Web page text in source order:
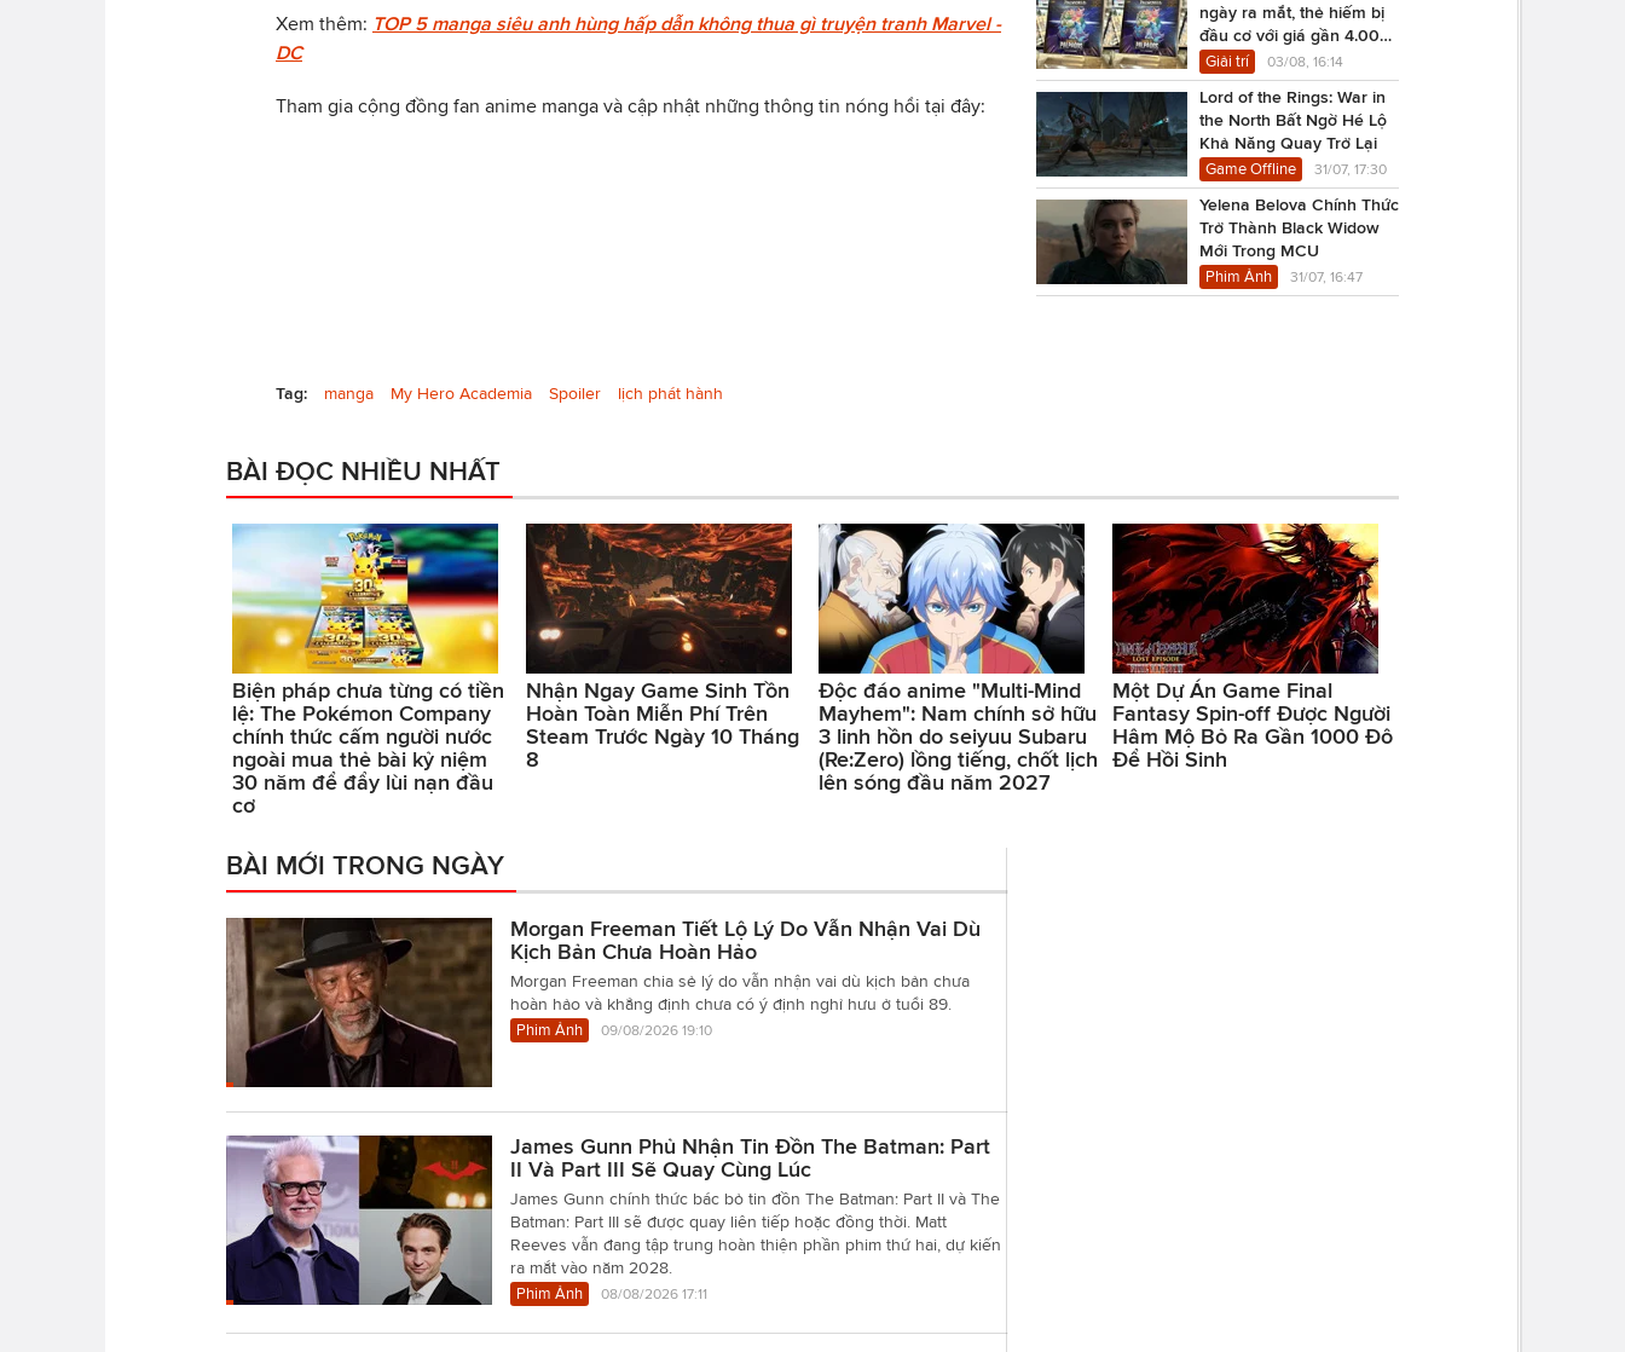
Xem thêm: TOP 5 manga siêu anh hùng hấp dẫn không thua gì truyện tranh Marvel -
DC
Tham gia cộng đồng fan anime manga và cập nhật những thông tin nóng hổi tại đây:
Tag: manga My Hero Academia Spoiler lịch phát hành
ngày ra mắt, thẻ hiếm bị
đầu cơ với giá gần 4.000
USD
Giải trí 03/08, 16:14
Lord of the Rings: War in
the North Bất Ngờ Hé Lộ
Khả Năng Quay Trở Lại
Game Offline 31/07, 17:30
Yelena Belova Chính Thức
Trở Thành Black Widow
Mới Trong MCU
Phim Ảnh 31/07, 16:47
BÀI ĐỌC NHIỀU NHẤT
Biện pháp chưa từng có tiền
lệ: The Pokémon Company
chính thức cấm người nước
ngoài mua thẻ bài kỷ niệm
30 năm để đẩy lùi nạn đầu
cơ
Nhận Ngay Game Sinh Tồn
Hoàn Toàn Miễn Phí Trên
Steam Trước Ngày 10 Tháng
8
Độc đáo anime "Multi-Mind
Mayhem": Nam chính sở hữu
3 linh hồn do seiyuu Subaru
(Re:Zero) lồng tiếng, chốt lịch
lên sóng đầu năm 2027
Một Dự Án Game Final
Fantasy Spin-off Được Người
Hâm Mộ Bỏ Ra Gần 1000 Đô
Để Hồi Sinh
BÀI MỚI TRONG NGÀY
Morgan Freeman Tiết Lộ Lý Do Vẫn Nhận Vai Dù
Kịch Bản Chưa Hoàn Hảo
Morgan Freeman chia sẻ lý do vẫn nhận vai dù kịch bản chưa
hoàn hảo và khẳng định chưa có ý định nghỉ hưu ở tuổi 89.
Phim Ảnh
09/08/2026 19:10
James Gunn Phủ Nhận Tin Đồn The Batman: Part
II Và Part III Sẽ Quay Cùng Lúc
James Gunn chính thức bác bỏ tin đồn The Batman: Part II và The
Batman: Part III sẽ được quay liên tiếp hoặc đồng thời. Matt
Reeves vẫn đang tập trung hoàn thiện phần phim thứ hai, dự kiến
ra mắt vào năm 2028.
Phim Ảnh
08/08/2026 17:11